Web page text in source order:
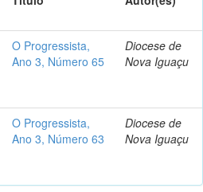
O Progressista,
Ano 3, Número 65
Diocese de
Nova Iguaçu
O Progressista,
Ano 3, Número 63
Diocese de
Nova Iguaçu